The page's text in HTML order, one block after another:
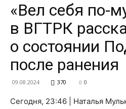
и
«Вел себя по-
в ВГТРК
о состоянии
после ранения
09.08.2024 370 0
Сегодня, 23:46 | Наталья